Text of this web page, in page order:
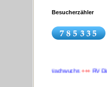
Besucherzähler
Wir suchen Nachwuchs+++RV